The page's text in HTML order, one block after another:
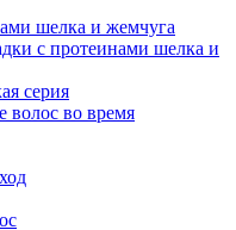
шелка и жемчуга
с протеинами шелка и
серия
волос во время